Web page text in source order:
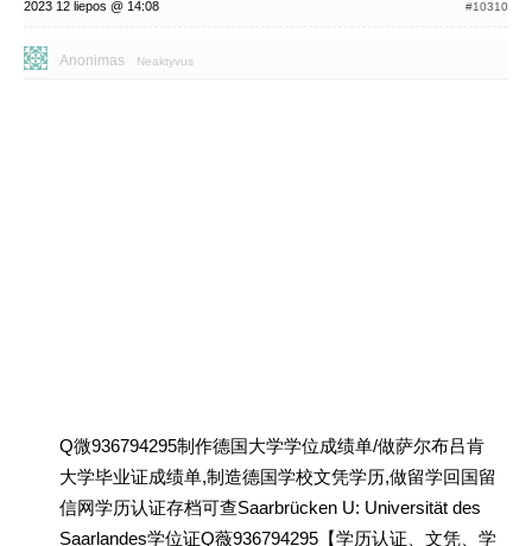
2023 12 liepos @ 14:08 #10310
Anonimas Neaktyvus
Q微936794295制作德国大学学位成绩单/做萨尔布吕肯
大学毕业证成绩单,制造德国学校文凭学历,做留学回国留
信网学历认证存档可查Saarbrücken U: Universität des
Saarlandes学位证Q薇936794295【学历认证、文凭、学